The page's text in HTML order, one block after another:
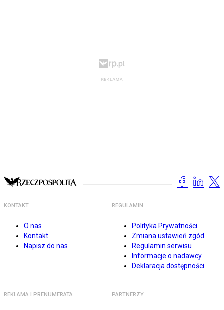
KONTAKT
O nas
Kontakt
Napisz do nas
REGULAMIN
Polityka Prywatności
Zmiana ustawień zgód
Regulamin serwisu
Informacje o nadawcy
Deklaracja dostępności
REKLAMA I PRENUMERATA PARTNERZY